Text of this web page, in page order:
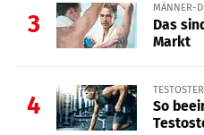
3
MÄNNER-
Das
Markt
4
So